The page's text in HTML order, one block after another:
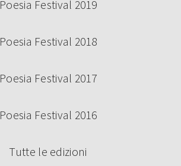
Poesia Festival 2019
Poesia Festival 2018
Poesia Festival 2017
Poesia Festival 2016
Tutte le edizioni